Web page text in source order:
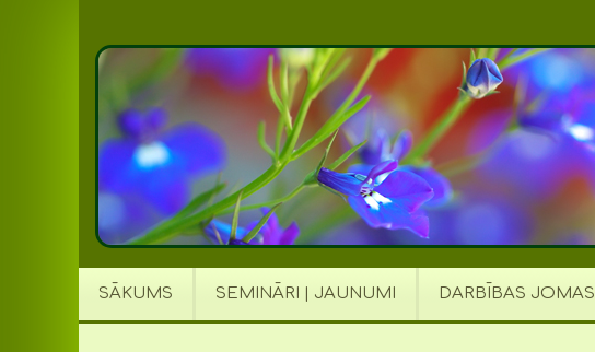
SĀKUMS SEMINĀRI | JAUNUMI DARBĪBAS JOMAS